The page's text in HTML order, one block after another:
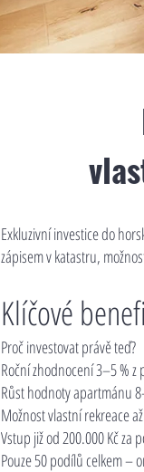
Exkluzivní investice do
zápisem v katastru,
Klíčové
Proč investovat právě teď?
Roční zhodnocení 3–5 % z
Růst hodnoty apartmánu
Možnost vlastní rekreace
Vstup již od 200.000 Kč za
Pouze 50 podílů celkem –